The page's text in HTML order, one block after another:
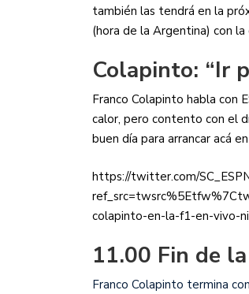
también las tendrá en la
(hora de la Argentina) con la
Colapinto: “Ir
Franco Colapinto habla con
calor, pero contento con el
buen día para arrancar acá
https://twitter.com/
colapinto-en-la-f1-en-vivo-
11.00 Fin de
Franco Colapinto termina